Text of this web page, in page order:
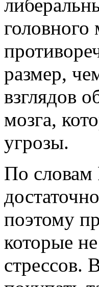
головного
размер,
взглядов
мозга,
угрозы.
По
поэтому
которые
стрессов.